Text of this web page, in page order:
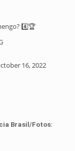
? 4️⃣🏆
16, 2022
Brasil/Fotos: